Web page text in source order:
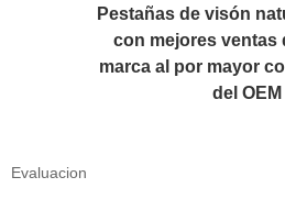
Pestañas de visón
con mejores ventas
marca al por mayor
del OEM
Evaluacion